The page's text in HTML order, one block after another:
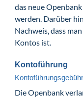
das neue
werden. Darüber
Nachweis, dass
Kontos ist.
Kontoführung
Die Openbank